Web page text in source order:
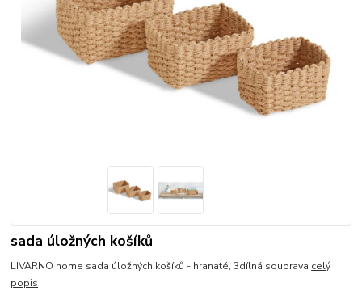
sada úložných košíků
LIVARNO home sada úložných košíků - hranaté, 3dílná souprava celý
popis